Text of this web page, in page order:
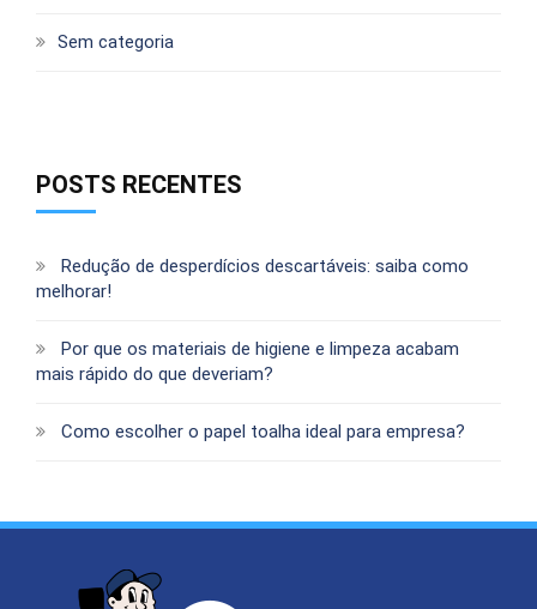
Sem categoria
POSTS RECENTES
Redução de desperdícios descartáveis: saiba como
melhorar!
Por que os materiais de higiene e limpeza acabam
mais rápido do que deveriam?
Como escolher o papel toalha ideal para empresa?